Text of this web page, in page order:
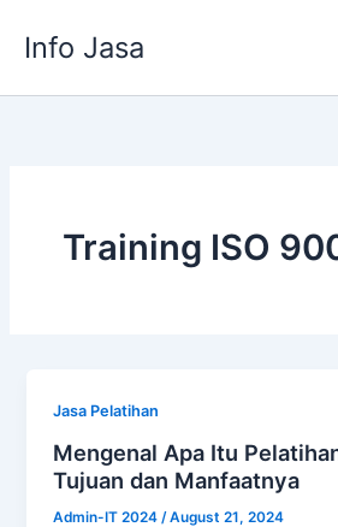
Info Jasa
Training ISO
Jasa Pelatihan
Mengenal Apa Itu
Tujuan dan Manfaatnya
Admin-IT 2024 /August 21, 2024